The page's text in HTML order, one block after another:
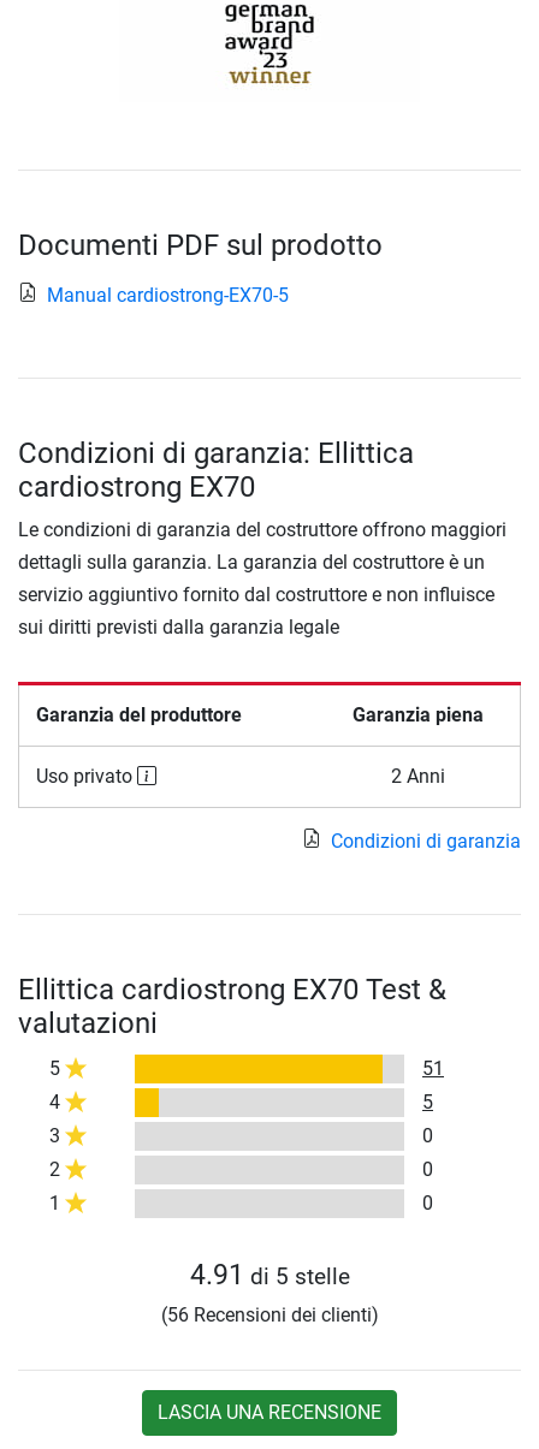
Documenti PDF sul prodotto
Manual cardiostrong-EX70-5
Condizioni di garanzia: Ellittica
cardiostrong EX70
Le condizioni di garanzia del costruttore offrono maggiori
dettagli sulla garanzia. La garanzia del costruttore è un
servizio aggiuntivo fornito dal costruttore e non influisce
sui diritti previsti dalla garanzia legale
Garanzia del produttore Garanzia piena
Uso privato 2 Anni
Condizioni di garanzia
Ellittica cardiostrong EX70 Test &
valutazioni
5
51
4
5
3
0
2
0
1
0
4.91 di 5 stelle
(56 Recensioni dei clienti)
LASCIA UNA RECENSIONE